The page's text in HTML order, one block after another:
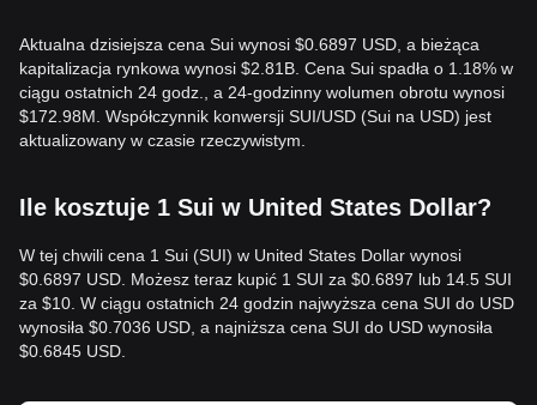
Aktualna dzisiejsza cena Sui wynosi $0.6897 USD, a bieżąca
kapitalizacja rynkowa wynosi $2.81B. Cena Sui spadła o 1.18% w
ciągu ostatnich 24 godz., a 24-godzinny wolumen obrotu wynosi
$172.98M. Współczynnik konwersji SUI/USD (Sui na USD) jest
aktualizowany w czasie rzeczywistym.
Ile kosztuje 1 Sui w United States Dollar?
W tej chwili cena 1 Sui (SUI) w United States Dollar wynosi
$0.6897 USD. Możesz teraz kupić 1 SUI za $0.6897 lub 14.5 SUI
za $10. W ciągu ostatnich 24 godzin najwyższa cena SUI do USD
wynosiła $0.7036 USD, a najniższa cena SUI do USD wynosiła
$0.6845 USD.